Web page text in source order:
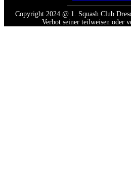
Copyright 2024 @ 1. Squash Club
Verbot seiner teilweisen oder